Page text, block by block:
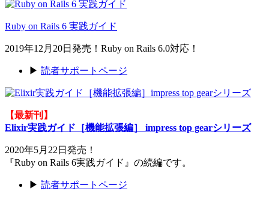
Ruby on Rails 6 実践ガイド
2019年12月20日発売！Ruby on Rails 6.0対応！
▶ 読者サポートページ
【最新刊】
Elixir実践ガイド［機能拡張編］ impress top gearシリーズ
2020年5月22日発売！
『Ruby on Rails 6実践ガイド』の続編です。
▶ 読者サポートページ